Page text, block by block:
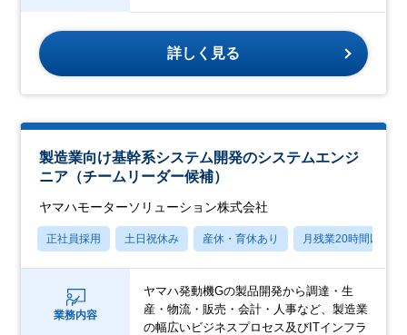
詳しく見る
製造業向け基幹系システム開発のシステムエンジ
ニア（チームリーダー候補）
ヤマハモーターソリューション株式会社
正社員採用 土日祝休み 産休・育休あり 月残業20時間以内
業務内容
ヤマハ発動機Gの製品開発から調達・生
産・物流・販売・会計・人事など、製造業
の幅広いビジネスプロセス及びITインフラ